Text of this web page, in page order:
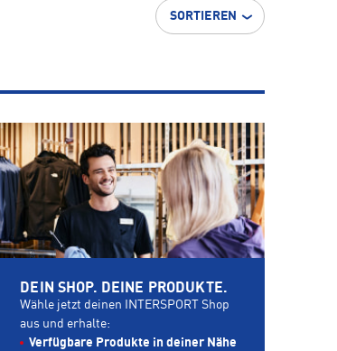
SORTIEREN
DEIN SHOP. DEINE PRODUKTE.
Wähle jetzt deinen INTERSPORT Shop
aus und erhalte:
Verfügbare Produkte in deiner Nähe